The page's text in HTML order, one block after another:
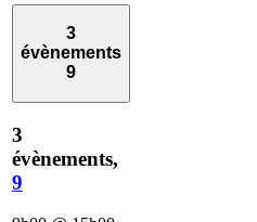
3
évènements
9
3
évènements,
9